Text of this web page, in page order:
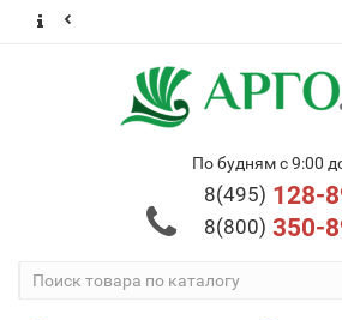
По будням с 9:00
8(495) 128-
8(800) 350-